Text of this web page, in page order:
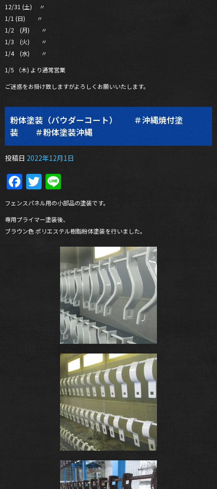
12/31 (土) 〃
1/1 (日) 〃
1/2 (月) 〃
1/3 (火) 〃
1/4 (水) 〃
1/5 （木) より通常営業
ご迷惑をお掛け致しますがよろしくお願いいたします。
粉体塗装（パウダーコート） ＃沖縄焼付塗
装 ＃粉体塗装沖縄
投稿日 2022年12月1日
Facebook
Twitter
フェンスパネル用の小部品の塗装です。
専用プライマー塗装後、
ブラウン色 ポリエステル樹脂粉体塗装を行いました。